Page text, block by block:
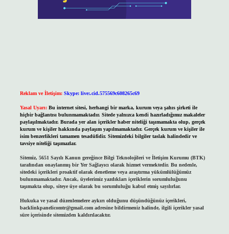
Reklam ve İletişim: Skype: live:.cid.575569c608265c69
Yasal Uyarı: Bu internet sitesi, herhangi bir marka, kurum veya şahıs şirketi ile
hiçbir bağlantısı bulunmamaktadır. Sitede yalnızca kendi hazırladığımız makaleler
paylaşılmaktadır. Burada yer alan içerikler haber niteliği taşımamakta olup, gerçek
kurum ve kişiler hakkında paylaşım yapılmamaktadır. Gerçek kurum ve kişiler ile
isim benzerlikleri tamamen tesadüfidir. Sitemizdeki bilgiler taslak halindedir ve
tavsiye niteliği taşımazlar.
Sitemiz, 5651 Sayılı Kanun gereğince Bilgi Teknolojileri ve İletişim Kurumu (BTK)
tarafından onaylanmış bir Yer Sağlayıcı olarak hizmet vermektedir. Bu nedenle,
sitedeki içerikleri proaktif olarak denetleme veya araştırma yükümlülüğümüz
bulunmamaktadır. Ancak, üyelerimiz yazdıkları içeriklerin sorumluluğunu
taşımakta olup, siteye üye olarak bu sorumluluğu kabul etmiş sayılırlar.
Hukuka ve yasal düzenlemelere aykırı olduğunu düşündüğünüz içerikleri,
backlinkpanelicomtr@gmail.comadresine bildirmeniz halinde, ilgili içerikler yasal
süre içerisinde sitemizden kaldırılacaktır.